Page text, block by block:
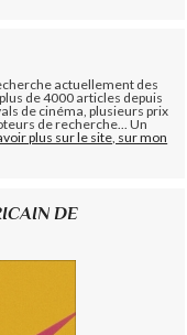
actuellement des
de 4000 articles depuis
de cinéma, plusieurs prix
de recherche... Un
plus sur le site, sur mon
DE